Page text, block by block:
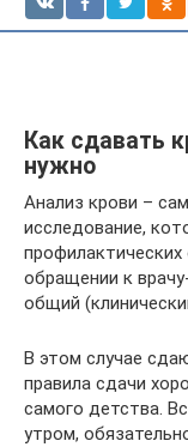
Как сдавать
нужно
Анализ крови –
исследование,
обращении к
общий
В этом случае
правила сдачи
самого детства.
утром,